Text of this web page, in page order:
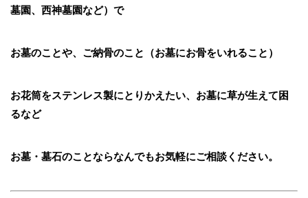
墓園、西神墓園など）で
お墓のことや、ご納骨のこと（お墓にお骨をいれること）
お花筒をステンレス製にとりかえたい、お墓に草が生えて困
るなど
お墓・墓石のことならなんでもお気軽にご相談ください。